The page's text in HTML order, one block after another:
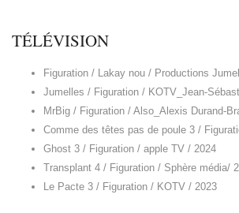
TÉLÉVISION
Figuration / Lakay nou / Productions
Jumelles / Figuration / KOTV_Jean-
MrBig / Figuration / Also_Alexis Durand-
Comme des têtes pas de poule 3 /
Ghost 3 / Figuration / apple TV / 2024
Transplant 4 / Figuration / Sphère média/
Le Pacte 3 / Figuration / KOTV / 2023